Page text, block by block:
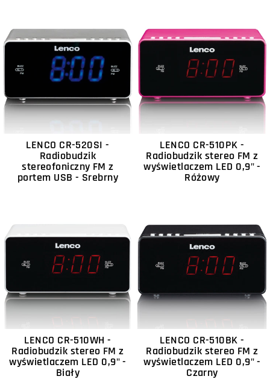
LENCO CR-520SI -
Radiobudzik
stereofoniczny FM z
portem USB - Srebrny
LENCO CR-510PK -
Radiobudzik stereo FM z
wyświetlaczem LED 0,9" -
Różowy
LENCO CR-510WH -
Radiobudzik stereo FM z
wyświetlaczem LED 0,9" -
Biały
LENCO CR-510BK -
Radiobudzik stereo FM z
wyświetlaczem LED 0,9" -
Czarny